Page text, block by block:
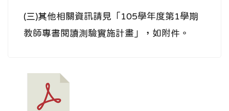
(三)其他相關資訊請見「105學年度第1學期
教師專書閱讀測驗實施計畫」，如附件。